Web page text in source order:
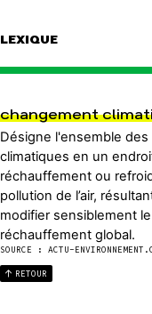
LEXIQUE
changement
Désigne l'ensemble
climatiques en un
réchauffement ou
pollution de l’air,
modifier sensiblement
réchauffement global.
SOURCE : ACTU-
RETOUR